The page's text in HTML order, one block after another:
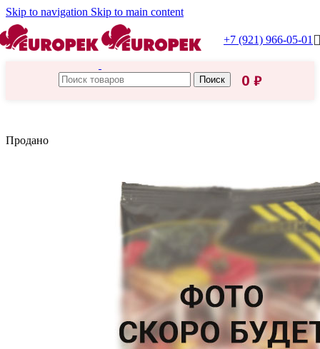
Skip to navigation Skip to main content
+7 (921) 966-05-01
Поиск 0 ₽
Продано